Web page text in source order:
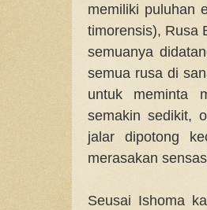
memiliki puluhan
timorensis), Rusa
semuanya
semua rusa di
untuk meminta
semakin sedikit,
jalar dipotong
merasakan
Seusai Ishoma